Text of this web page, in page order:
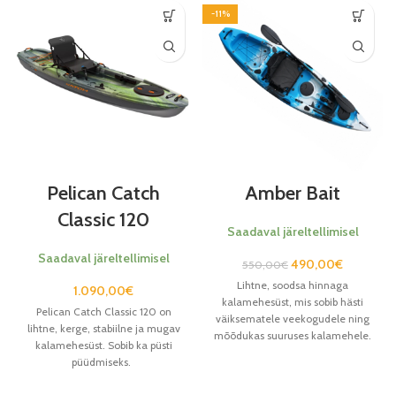
Pelican Catch
Classic 120
1.090,00€
Saadaval järeltellimisel
Pelican Catch Classic 120 on
lihtne, kerge, stabiilne ja mugav
kalamehesüst. Sobib ka püsti
püüdmiseks.
-11%
Amber Bait
550,00€ 490,00€
Saadaval järeltellimisel
Lihtne, soodsa hinnaga
kalamehesüst, mis sobib hästi
väiksematele veekogudele ning
mõõdukas suuruses kalamehele.